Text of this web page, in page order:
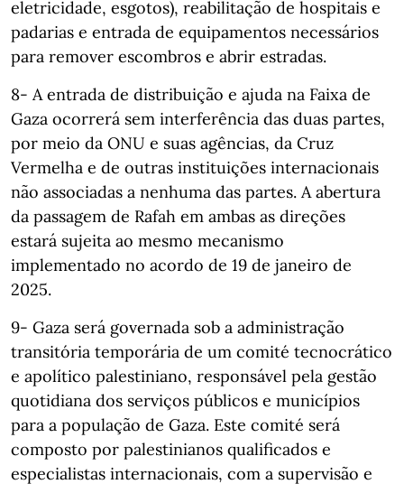
eletricidade, esgotos), reabilitação de hospitais e
padarias e entrada de equipamentos necessários
para remover escombros e abrir estradas.
8- A entrada de distribuição e ajuda na Faixa de
Gaza ocorrerá sem interferência das duas partes,
por meio da ONU e suas agências, da Cruz
Vermelha e de outras instituições internacionais
não associadas a nenhuma das partes. A abertura
da passagem de Rafah em ambas as direções
estará sujeita ao mesmo mecanismo
implementado no acordo de 19 de janeiro de
2025.
9- Gaza será governada sob a administração
transitória temporária de um comité tecnocrático
e apolítico palestiniano, responsável pela gestão
quotidiana dos serviços públicos e municípios
para a população de Gaza. Este comité será
composto por palestinianos qualificados e
especialistas internacionais, com a supervisão e